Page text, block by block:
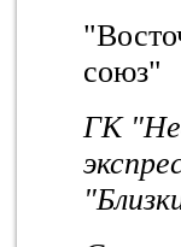
союз"
ГК